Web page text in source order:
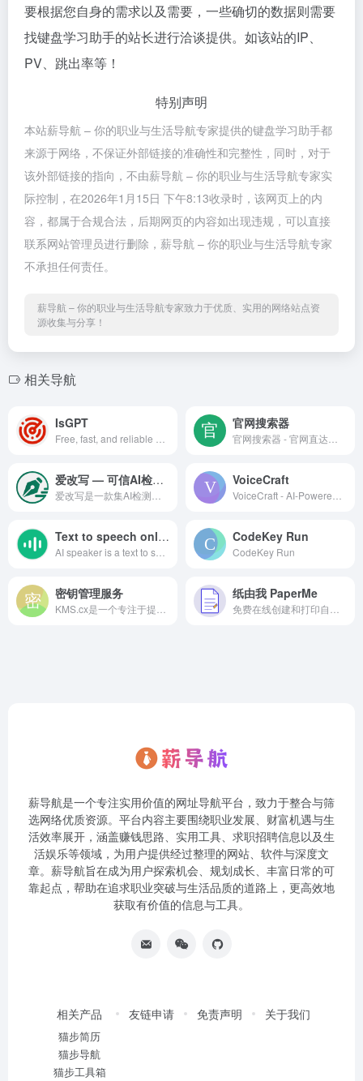
要根据您自身的需求以及需要，一些确切的数据则需要
找键盘学习助手的站长进行洽谈提供。如该站的IP、
PV、跳出率等！
特别声明
本站薪导航 – 你的职业与生活导航专家提供的键盘学习助手都
来源于网络，不保证外部链接的准确性和完整性，同时，对于
该外部链接的指向，不由薪导航 – 你的职业与生活导航专家实
际控制，在2026年1月15日 下午8:13收录时，该网页上的内
容，都属于合规合法，后期网页的内容如出现违规，可以直接
联系网站管理员进行删除，薪导航 – 你的职业与生活导航专家
不承担任何责任。
薪导航 – 你的职业与生活导航专家致力于优质、实用的网络站点资
源收集与分享！
相关导航
IsGPT 官网搜索器
爱改写 — 可信AI检测与智能去痕优化，打造自然原创内容 VoiceCraft
Text to speech online free CodeKey Run
CodeKey Run
密钥管理服务 纸由我 PaperMe
薪导航是一个专注实用价值的网址导航平台，致力于整合与筛
选网络优质资源。平台内容主要围绕职业发展、财富机遇与生
活效率展开，涵盖赚钱思路、实用工具、求职招聘信息以及生
活娱乐等领域，为用户提供经过整理的网站、软件与深度文
章。薪导航旨在成为用户探索机会、规划成长、丰富日常的可
靠起点，帮助在追求职业突破与生活品质的道路上，更高效地
获取有价值的信息与工具。
相关产品
猫步简历
猫步导航
猫步工具箱
友链申请 免责声明 关于我们